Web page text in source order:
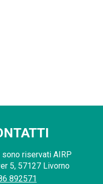
riservati AIRP
5, 57127 Livorno
892571